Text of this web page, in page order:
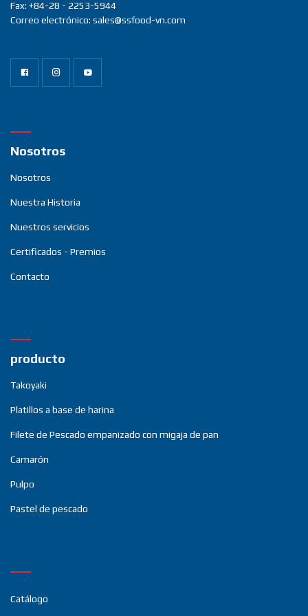
Fax: +84-28 - 2253-5944
Correo electrónico: sales@ssfood-vn.com
Nosotros
Nosotros
Nuestra Historia
Nuestros servicios
Certificados - Premios
Contacto
producto
Takoyaki
Platillos a base de harina
Filete de Pescado empanizado con migaja de pan
Camarón
Pulpo
Pastel de pescado
Catálogo